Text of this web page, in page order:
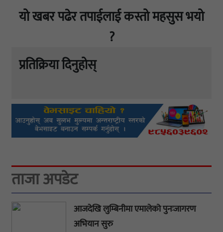
यो खबर पढेर तपाईलाई कस्तो महसुस भयो
?
प्रतिक्रिया दिनुहोस्
ताजा अपडेट
आजदेखि लुम्बिनीमा एमालेको पुनःजागरण
अभियान सुरु